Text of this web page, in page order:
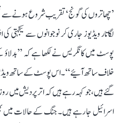
’چھاتروں کی گونج‘ تقریب شروع ہونے سے
لگاتار ویڈیوز جاری کر نوجوانوں سے
پوسٹ میں کانگریس نے لکھا ہے کہ
خلاف ساتھ آئیے‘‘۔ اس پوسٹ کے ساتھ
گئے ہیں، جو کہہ رہے ہیں کہ اتر پردیش میں
اسرائیل جا رہے ہیں۔ جنگ کے حالات میں